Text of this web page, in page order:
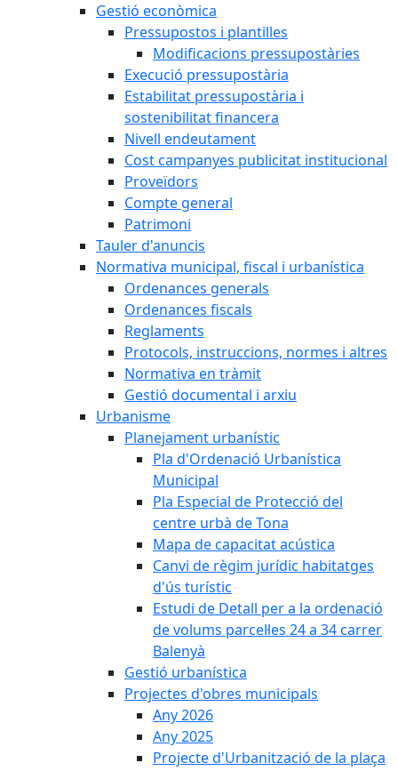
Gestió econòmica
Pressupostos i plantilles
Modificacions pressupostàries
Execució pressupostària
Estabilitat pressupostària i
sostenibilitat financera
Nivell endeutament
Cost campanyes publicitat institucional
Proveïdors
Compte general
Patrimoni
Tauler d'anuncis
Normativa municipal, fiscal i urbanística
Ordenances generals
Ordenances fiscals
Reglaments
Protocols, instruccions, normes i altres
Normativa en tràmit
Gestió documental i arxiu
Urbanisme
Planejament urbanístic
Pla d'Ordenació Urbanística
Municipal
Pla Especial de Protecció del
centre urbà de Tona
Mapa de capacitat acústica
Canvi de règim jurídic habitatges
d'ús turístic
Estudi de Detall per a la ordenació
de volums parcel·les 24 a 34 carrer
Balenyà
Gestió urbanística
Projectes d'obres municipals
Any 2026
Any 2025
Projecte d'Urbanització de la plaça